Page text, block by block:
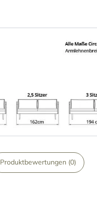
Produktbewertungen (0)